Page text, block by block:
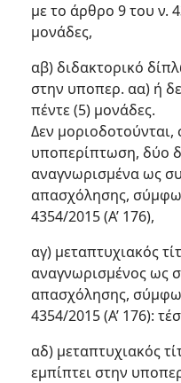
με το άρθρο 9 του ν.
μονάδες,
αβ) διδακτορικό
στην υποπερ. αα) ή
πέντε (5) μονάδες.
Δεν
υποπερίπτωση, δύο
αναγνωρισμένα ως
απασχόλησης,
4354/2015 (Α’ 176),
αγ) μεταπτυχιακός
αναγνωρισμένος ως
απασχόλησης,
4354/2015 (Α’ 176):
αδ) μεταπτυχιακός
εμπίπτει στην